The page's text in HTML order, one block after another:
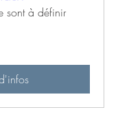
sont à définir